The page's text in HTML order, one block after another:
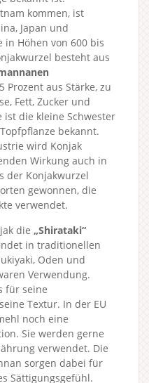
kommen, ist
Japan und
in Höhen von 600 bis
besteht aus
Prozent aus Stärke, zu
Fett, Zucker und
ist die kleine Schwester
bekannt.
wird Konjak
Wirkung auch in
der Konjakwurzel
gewonnen, die
verwendet.
die „Shirataki“
in traditionellen
Oden und
Verwendung.
für seine
Textur. In der EU
noch eine
Sie werden gerne
verwendet. Die
sorgen dabei für
Sättigungsgefühl.